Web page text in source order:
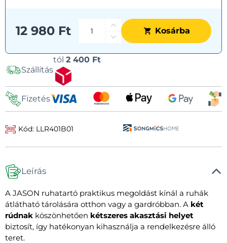
12 980 Ft Kosárba
Szállítás
tól 2 400 Ft
Fizetés
Kód: LLR401B01
Leírás
A JASON ruhatartó praktikus megoldást kínál a ruhák
átlátható tárolására otthon vagy a gardróbban. A két
rúdnak köszönhetően kétszeres akasztási helyet
biztosít, így hatékonyan kihasználja a rendelkezésre álló
teret.